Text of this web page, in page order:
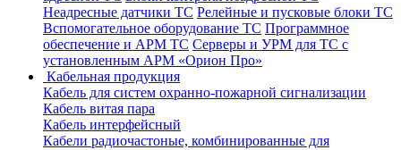
Неадресные датчики ТС Релейные и пусковые блоки ТС
Вспомогательное оборудование ТС Программное
обеспечение и АРМ ТС Серверы и УРМ для ТС с
установленным АРМ «Орион Про»
Кабельная продукция
Кабель для систем охранно-пожарной сигнализации
Кабель витая пара
Кабель интерфейсный
Кабели радиочастоные, комбинированные для